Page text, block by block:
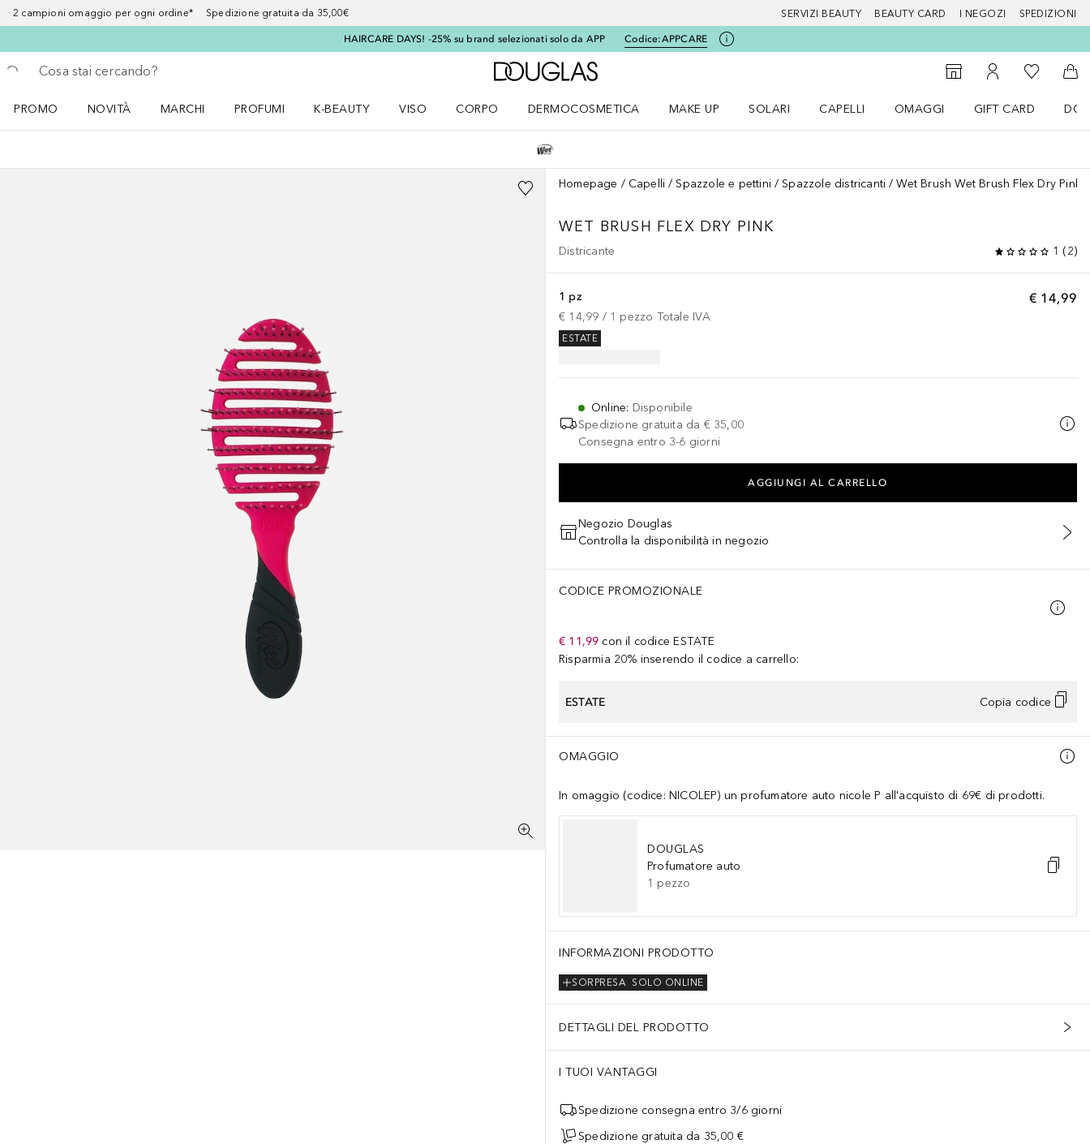
2 campioni omaggio per ogni ordine* Spedizione gratuita da 35,00€ SERVIZI BEAUTY BEAUTY CARD I NEGOZI SPEDIZIONI
HAIRCARE DAYS! -25% su brand selezionati solo da APP Codice:APPCARE
Torna indietro
Esegui ricerca
A Douglas Home
StorefinderAl Mio Account
Alla Mia
Al
PROMO
NOVITÀ
MARCHI
PROFUMI
K-BEAUTY
VISO
CORPO
DERMOCOSMETICA
MAKE UP
SOLARI
CAPELLI
OMAGGI
GIFT CARD
Homepage Capelli Spazzole e pettini Spazzole districanti Wet Brush Wet Brush Flex Dry Pink
WET BRUSH FLEX DRY PINK
Districante 1 (2)
€ 14,99
1 pz
€ 14,99 / 1 pezzo Totale IVA
ESTATE
Online: Disponibile
Spedizione gratuita da € 35,00
Consegna entro 3-6 giorni
AGGIUNGI AL CARRELLO
Negozio Douglas
Controlla la disponibilità in negozio
CODICE PROMOZIONALE
€ 11,99 con il codice ESTATE
Risparmia 20% inserendo il codice a carrello:
ESTATE Copia codice
OMAGGIO
In omaggio (codice: NICOLEP) un profumatore auto nicole P all'acquisto di 69€ di prodotti.
DOUGLAS
Profumatore auto
1 pezzo
INFORMAZIONI PRODOTTO
SOLO ONLINE
SORPRESA
DETTAGLI DEL PRODOTTO
I TUOI VANTAGGI
Spedizione consegna entro 3/6 giorni
Spedizione gratuita da 35,00 €